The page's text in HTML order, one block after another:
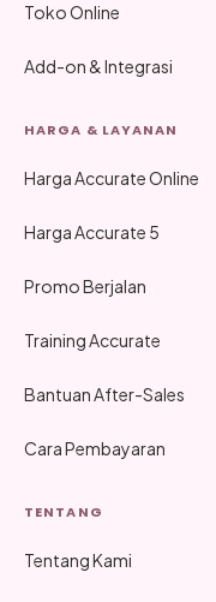
Toko Online
Add-on & Integrasi
HARGA & LAYANAN
Harga Accurate Online
Harga Accurate 5
Promo Berjalan
Training Accurate
Bantuan After-Sales
Cara Pembayaran
TENTANG
Tentang Kami